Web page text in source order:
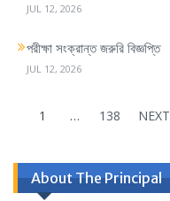
JUL 12, 2026
পরীক্ষা সংক্রান্ত জরুরি বিজ্ঞপ্তি
JUL 12, 2026
1 … 138 NEXT
About The Principal